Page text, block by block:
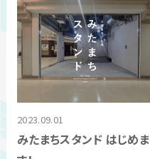
2023.09.01
みたまちスタンド はじめま